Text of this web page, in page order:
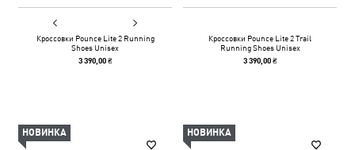
Кроссовки Pounce Lite 2 Running
Shoes Unisex
3 390,00 ₴
Кроссовки Pounce Lite 2 Trail
Running Shoes Unisex
3 390,00 ₴
НОВИНКА НОВИНКА